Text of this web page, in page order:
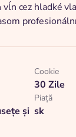
cez hladké
Cookie
30 Zile
și
Piaţă
sk